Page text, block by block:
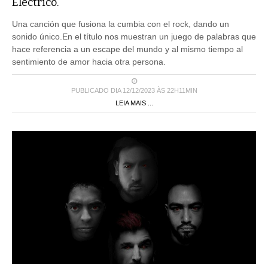
Una canción que fusiona la cumbia con el rock, dando un
sonido único.En el título nos muestran un juego de palabras que
hace referencia a un escape del mundo y al mismo tiempo al
sentimiento de amor hacia otra persona.
PUBLICADO DIA 12/12/2023 ÀS 22H11MIN
LEIA MAIS ...